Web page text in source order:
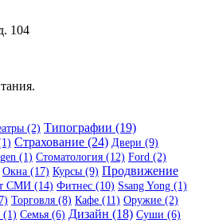
104
(2) Типографии (19)
Страхование (24) Двери (9)
(1) Стоматология (12) Ford (2)
Окна (17) Курсы (9) Продвижение
СМИ (14) Фитнес (10) Ssang Yong (1)
Торговля (8) Кафе (11) Оружие (2)
(1) Семья (6) Дизайн (18) Суши (6)